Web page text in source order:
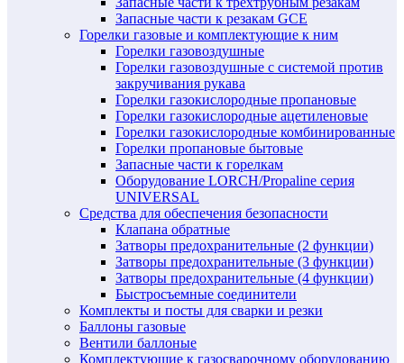
Запасные части к резакам GCE
Горелки газовые и комплектующие к ним
Горелки газовоздушные
Горелки газовоздушные с системой против
закручивания рукава
Горелки газокислородные пропановые
Горелки газокислородные ацетиленовые
Горелки газокислородные комбинированные
Горелки пропановые бытовые
Запасные части к горелкам
Оборудование LORCH/Propaline серия
UNIVERSAL
Средства для обеспечения безопасности
Клапана обратные
Затворы предохранительные (2 функции)
Затворы предохранительные (3 функции)
Затворы предохранительные (4 функции)
Быстросъемные соединители
Комплекты и посты для сварки и резки
Баллоны газовые
Вентили баллоные
Комплектующие к газосварочному оборудованию